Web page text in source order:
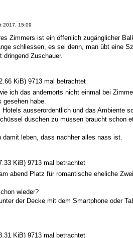
2017, 15:09
Zimmers ist ein öffenlich zugänglicher
schliessen, es sei denn, man übt eine
dringend Zuschauer.
KiB) 9713 mal betrachtet
ich das andernorts nicht einmal bei
habe.
ausserordentlich und das Ambiente
duschen zu müssen braucht schon
leben, dass nachher alles nass ist.
KiB) 9713 mal betrachtet
abend Platz für romantische eheliche
wieder?
der Decke mit dem Smartphone oder
KiB) 9713 mal betrachtet